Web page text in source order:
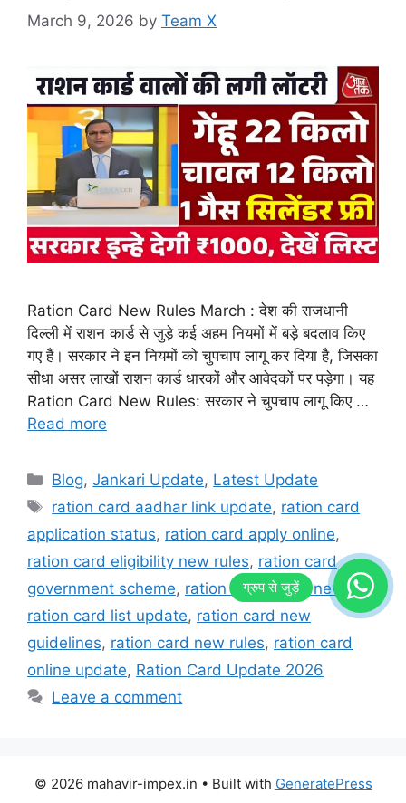
March 9, 2026 by Team X
Ration Card New Rules March : देश की राजधानी
दिल्ली में राशन कार्ड से जुड़े कई अहम नियमों में बड़े बदलाव किए
गए हैं। सरकार ने इन नियमों को चुपचाप लागू कर दिया है, जिसका
सीधा असर लाखों राशन कार्ड धारकों और आवेदकों पर पड़ेगा। यह
Ration Card New Rules: सरकार ने चुपचाप लागू किए …
Read more
Categories
Blog,Jankari Update, Latest Update
Tags
ration card aadhar link update, ration card
application status, ration card apply online,
ration card eligibility new rules, ration card
government scheme, ration card latest news,
ration card list update, ration card new
guidelines, ration card new rules, ration card
online update, Ration Card Update 2026
Leave a comment
© 2026 mahavir-impex.in • Built with GeneratePress